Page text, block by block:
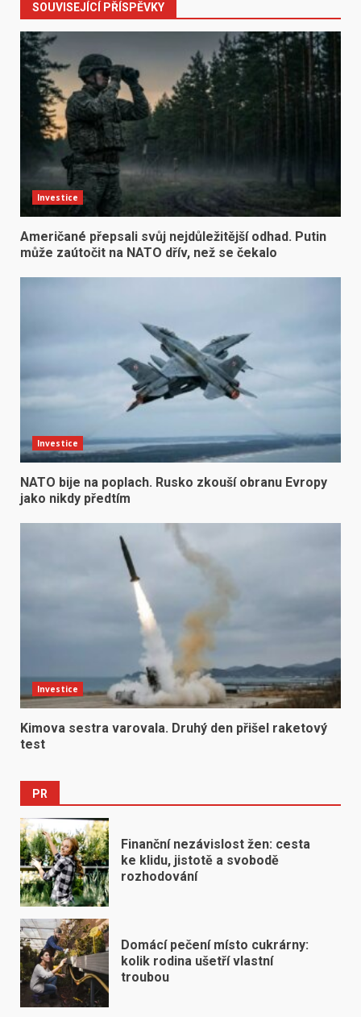
SOUVISEJÍCÍ PŘÍSPĚVKY
Investice
Američané přepsali svůj nejdůležitější odhad. Putin
může zaútočit na NATO dřív, než se čekalo
Investice
NATO bije na poplach. Rusko zkouší obranu Evropy
jako nikdy předtím
Investice
Kimova sestra varovala. Druhý den přišel raketový
test
PR
Finanční nezávislost žen: cesta
ke klidu, jistotě a svobodě
rozhodování
Domácí pečení místo cukrárny:
kolik rodina ušetří vlastní
troubou